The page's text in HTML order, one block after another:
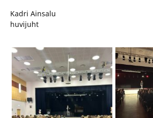
Kadri Ainsalu
huvijuht